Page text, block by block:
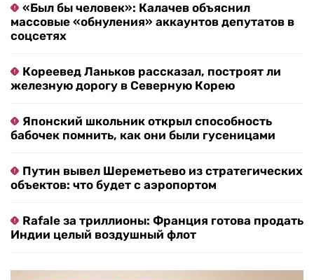
«Был бы человек»: Калачев объяснил
массовые «обнуления» аккаунтов депутатов в
соцсетях
Кореевед Ланьков рассказал, построят ли
железную дорогу в Северную Корею
Японский школьник открыл способность
бабочек помнить, как они были гусеницами
Путин вывел Шереметьево из стратегических
объектов: что будет с аэропортом
Rafale за триллионы: Франция готова продать
Индии целый воздушный флот